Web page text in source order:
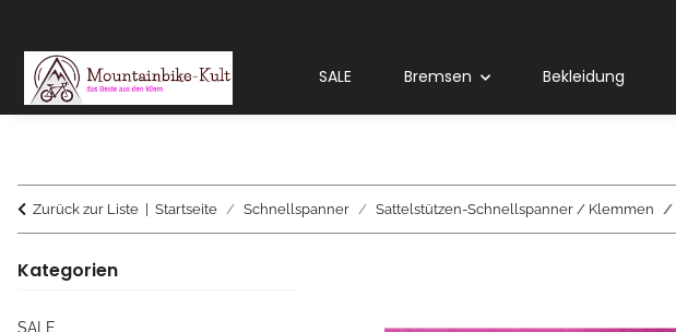
SALE Bremsen Bekleidung
Zurück zur Liste Startseite Schnellspanner Sattelstützen-Schnellspanner / Klemmen
Kategorien
SALE